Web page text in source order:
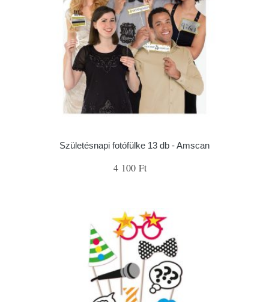
Születésnapi fotófülke 13 db - Amscan
4 100 Ft